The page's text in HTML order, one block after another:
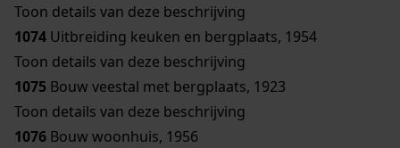
Toon details van deze beschrijving
1074 Uitbreiding keuken en bergplaats, 1954
Toon details van deze beschrijving
1075 Bouw veestal met bergplaats, 1923
Toon details van deze beschrijving
1076 Bouw woonhuis, 1956